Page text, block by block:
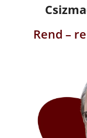
Rend –